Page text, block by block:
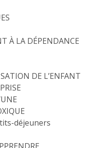
À LA DÉPENDANCE
DE L’ENFANT
déjeuners